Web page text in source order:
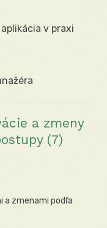
v praxi
a zmeny
(7)
a zmenami podľa